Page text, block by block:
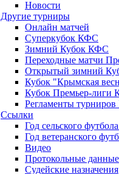
Новости
Другие турниры
Онлайн матчей
Суперкубок КФС
Зимний Кубок КФС
Переходные матчи
Открытый зимний
Кубок "Крымская
Кубок Премьер-лиги
Регламенты
Ссылки
Год сельского
Год ветеранского
Видео
Протокольные
Судейские назначения